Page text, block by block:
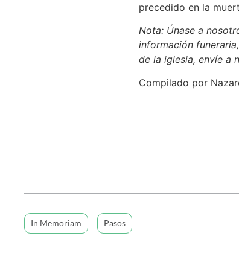
precedido en la
Nota: Únase a
información
de la iglesia, envíe a
Compilado por
In Memoriam Pasos